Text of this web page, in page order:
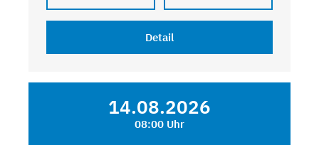
Detail
14.08.2026
08:00 Uhr